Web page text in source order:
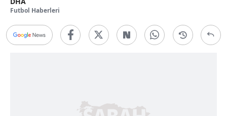
Futbol Haberleri